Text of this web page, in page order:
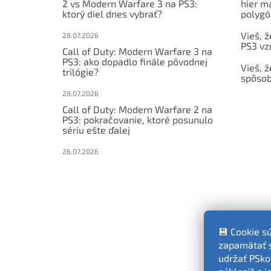
💾 Cookie
zapamätať
udržať
2 vs Modern Warfare 3 na PS3:
ktorý diel dnes vybrať?
28.07.2026
Call of Duty: Modern Warfare 3 na
PS3: ako dopadlo finále pôvodnej
trilógie?
28.07.2026
Call of Duty: Modern Warfare 2 na
PS3: pokračovanie, ktoré posunulo
sériu ešte ďalej
26.07.2026
hier
Vieš,
PS3
Vieš,